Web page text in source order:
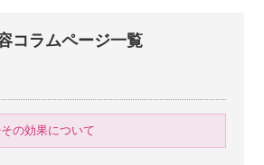
コラムページ一覧
の効果について